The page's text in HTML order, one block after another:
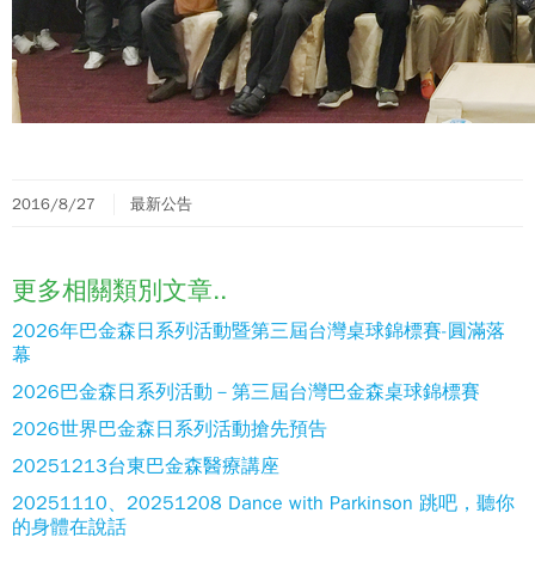
2016/8/27 最新公告
更多相關類別文章..
2026年巴金森日系列活動暨第三屆台灣桌球錦標賽-圓滿落
幕
2026巴金森日系列活動－第三屆台灣巴金森桌球錦標賽
2026世界巴金森日系列活動搶先預告
20251213台東巴金森醫療講座
20251110、20251208 Dance with Parkinson 跳吧，聽你
的身體在說話